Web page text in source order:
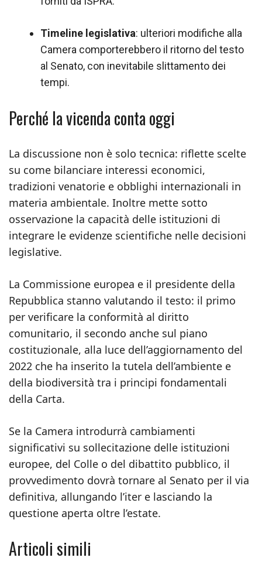
Timeline legislativa: ulteriori modifiche alla
Camera comporterebbero il ritorno del testo
al Senato, con inevitabile slittamento dei
tempi.
Perché la vicenda conta oggi
La discussione non è solo tecnica: riflette scelte
su come bilanciare interessi economici,
tradizioni venatorie e obblighi internazionali in
materia ambientale. Inoltre mette sotto
osservazione la capacità delle istituzioni di
integrare le evidenze scientifiche nelle decisioni
legislative.
La Commissione europea e il presidente della
Repubblica stanno valutando il testo: il primo
per verificare la conformità al diritto
comunitario, il secondo anche sul piano
costituzionale, alla luce dell’aggiornamento del
2022 che ha inserito la tutela dell’ambiente e
della biodiversità tra i principi fondamentali
della Carta.
Se la Camera introdurrà cambiamenti
significativi su sollecitazione delle istituzioni
europee, del Colle o del dibattito pubblico, il
provvedimento dovrà tornare al Senato per il via
definitiva, allungando l’iter e lasciando la
questione aperta oltre l’estate.
Articoli simili